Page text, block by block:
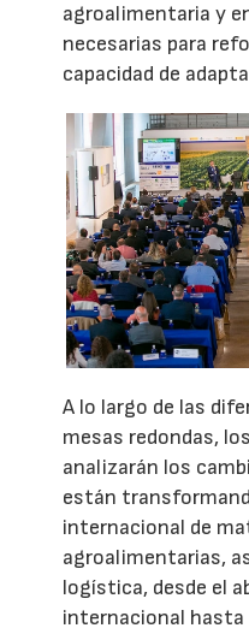
agroalimentaria y
necesarias para
capacidad de
A lo largo de las
mesas redondas,
analizarán los
están
internacional de
agroalimentarias,
logística, desde el
internacional